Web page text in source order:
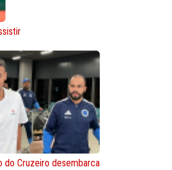
do Cruzeiro desembarca